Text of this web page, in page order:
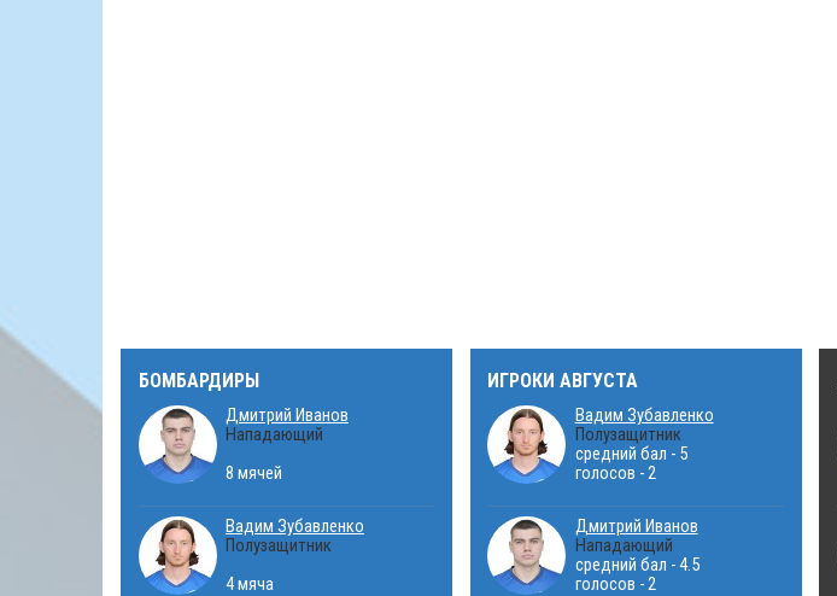
БОМБАРДИРЫ
Дмитрий Иванов
Нападающий
8 мячей
Вадим Зубавленко
Полузащитник
4 мяча
ИГРОКИ АВГУСТА
Вадим Зубавленко
Полузащитник
средний бал - 5
голосов - 2
Дмитрий Иванов
Нападающий
средний бал - 4.5
голосов - 2